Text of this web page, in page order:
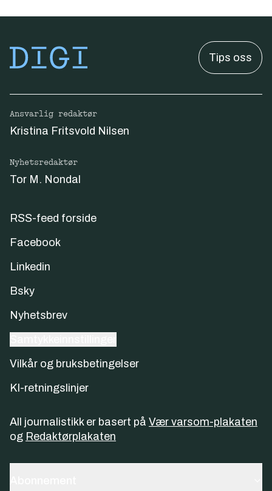
Tips oss
Ansvarlig redaktør
Kristina Fritsvold Nilsen
Nyhetsredaktør
Tor M. Nondal
RSS-feed forside
Facebook
Linkedin
Bsky
Nyhetsbrev
Vilkår og bruksbetingelser
KI-retningslinjer
All journalistikk er basert på Vær varsom-plakaten
og Redaktørplakaten